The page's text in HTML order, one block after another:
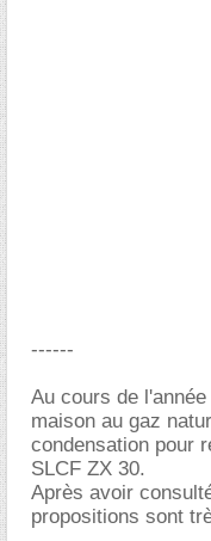
------
Au cours de
maison au gaz
condensation pour
SLCF ZX 30.
Après avoir
propositions sont